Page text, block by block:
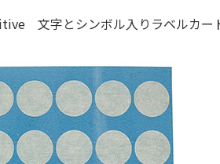
文字とシンボル入りラベルカー